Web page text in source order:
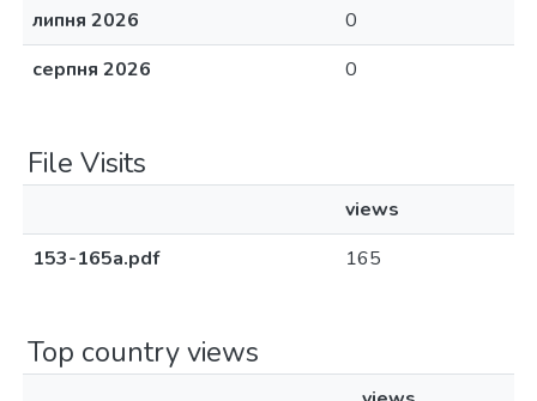
липня 2026
0
серпня 2026
0
File Visits
views
153-165a.pdf
165
Top country views